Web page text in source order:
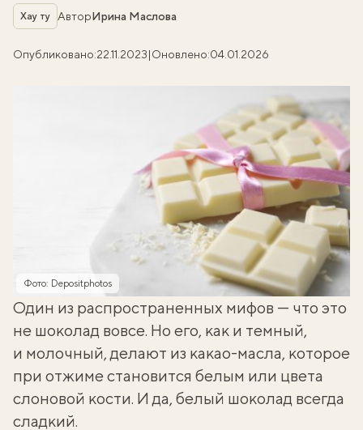
Рубрика
Хау ту АвторИрина Маслова
Опубликовано:22.11.2023|Оновлено:04.01.2026
Фото: Depositphotos
Один из распространенных мифов — что это
не шоколад вовсе. Но его, как и темный,
и молочный, делают из какао-масла, которое
при отжиме становится белым или цвета
слоновой кости. И да, белый шоколад всегда
сладкий.